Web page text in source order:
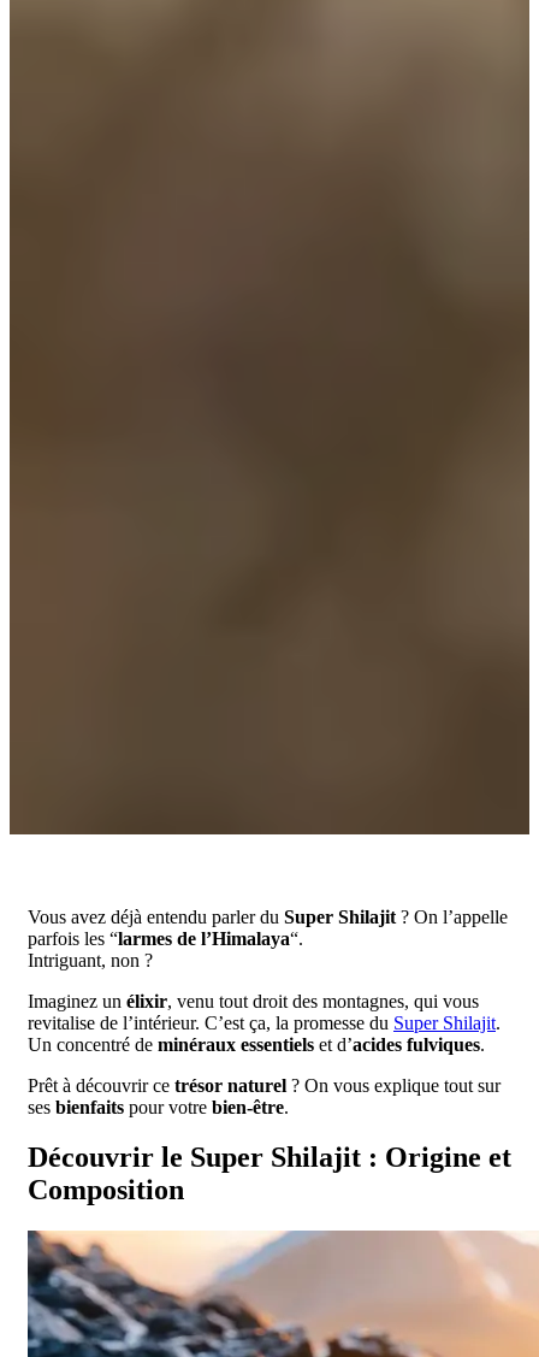
Vous avez déjà entendu parler du Super Shilajit ? On l’appelle
parfois les “larmes de l’Himalaya“.
Intriguant, non ?
Imaginez un élixir, venu tout droit des montagnes, qui vous
revitalise de l’intérieur. C’est ça, la promesse du Super Shilajit.
Un concentré de minéraux essentiels et d’acides fulviques.
Prêt à découvrir ce trésor naturel ? On vous explique tout sur
ses bienfaits pour votre bien-être.
Découvrir le Super Shilajit : Origine et
Composition